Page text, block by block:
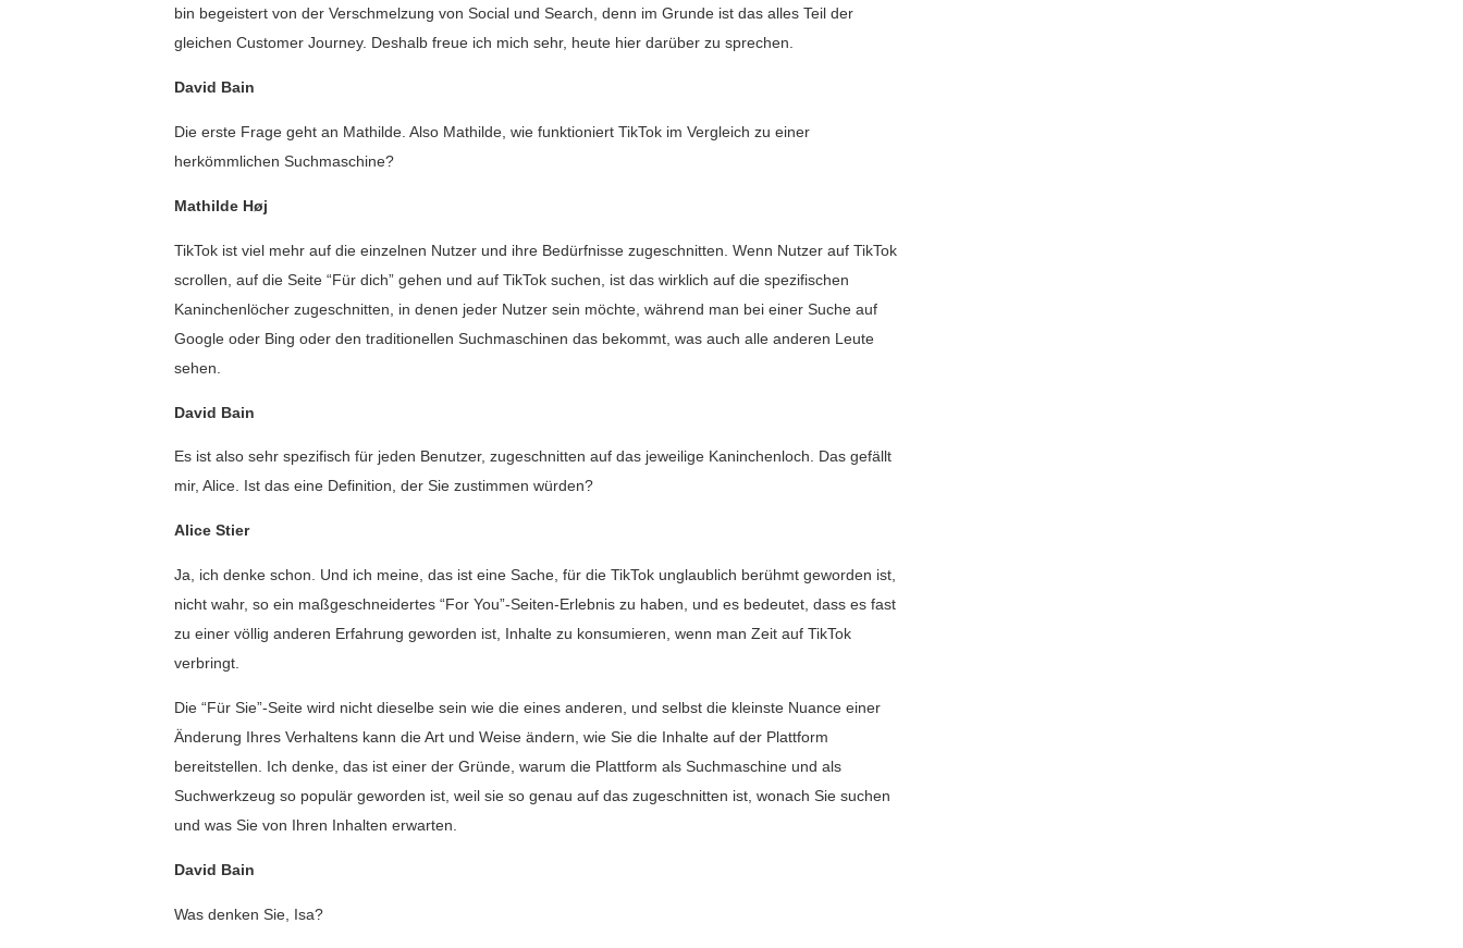
bin begeistert von der Verschmelzung von Social und Search, denn im Grunde ist das alles Teil der
gleichen Customer Journey. Deshalb freue ich mich sehr, heute hier darüber zu sprechen.
David Bain
Die erste Frage geht an Mathilde. Also Mathilde, wie funktioniert TikTok im Vergleich zu einer
herkömmlichen Suchmaschine?
Mathilde Høj
TikTok ist viel mehr auf die einzelnen Nutzer und ihre Bedürfnisse zugeschnitten. Wenn Nutzer auf TikTok
scrollen, auf die Seite “Für dich” gehen und auf TikTok suchen, ist das wirklich auf die spezifischen
Kaninchenlöcher zugeschnitten, in denen jeder Nutzer sein möchte, während man bei einer Suche auf
Google oder Bing oder den traditionellen Suchmaschinen das bekommt, was auch alle anderen Leute
sehen.
David Bain
Es ist also sehr spezifisch für jeden Benutzer, zugeschnitten auf das jeweilige Kaninchenloch. Das gefällt
mir, Alice. Ist das eine Definition, der Sie zustimmen würden?
Alice Stier
Ja, ich denke schon. Und ich meine, das ist eine Sache, für die TikTok unglaublich berühmt geworden ist,
nicht wahr, so ein maßgeschneidertes “For You”-Seiten-Erlebnis zu haben, und es bedeutet, dass es fast
zu einer völlig anderen Erfahrung geworden ist, Inhalte zu konsumieren, wenn man Zeit auf TikTok
verbringt.
Die “Für Sie”-Seite wird nicht dieselbe sein wie die eines anderen, und selbst die kleinste Nuance einer
Änderung Ihres Verhaltens kann die Art und Weise ändern, wie Sie die Inhalte auf der Plattform
bereitstellen. Ich denke, das ist einer der Gründe, warum die Plattform als Suchmaschine und als
Suchwerkzeug so populär geworden ist, weil sie so genau auf das zugeschnitten ist, wonach Sie suchen
und was Sie von Ihren Inhalten erwarten.
David Bain
Was denken Sie, Isa?